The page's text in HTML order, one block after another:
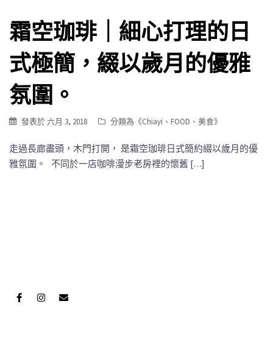
霜空珈琲｜細心打理的日
式極簡，綴以歲月的優雅
氛圍。
發表於六月 3, 2018 分類為《Chiayi 、 FOOD 、 美食》
走過長廊盡頭，木門打開， 是霜空珈琲日式簡約綴以歲月的優
雅氛圍。 不同於一店咖啡漫步老房裡的懷舊 […]